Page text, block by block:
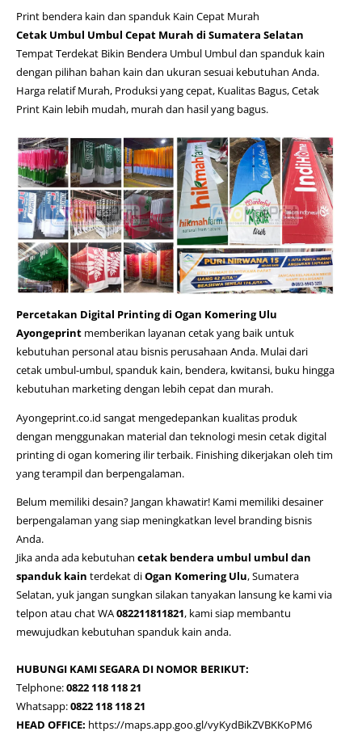
Print bendera kain dan spanduk Kain Cepat Murah
Cetak Umbul Umbul Cepat Murah di Sumatera Selatan
Tempat Terdekat Bikin Bendera Umbul Umbul dan spanduk kain
dengan pilihan bahan kain dan ukuran sesuai kebutuhan Anda.
Harga relatif Murah, Produksi yang cepat, Kualitas Bagus, Cetak
Print Kain lebih mudah, murah dan hasil yang bagus.
Percetakan Digital Printing di Ogan Komering Ulu
Ayongeprint memberikan layanan cetak yang baik untuk
kebutuhan personal atau bisnis perusahaan Anda. Mulai dari
cetak umbul-umbul, spanduk kain, bendera, kwitansi, buku hingga
kebutuhan marketing dengan lebih cepat dan murah.
Ayongeprint.co.id sangat mengedepankan kualitas produk
dengan menggunakan material dan teknologi mesin cetak digital
printing di ogan komering ilirterbaik. Finishing dikerjakan oleh tim
yang terampil dan berpengalaman.
Belum memiliki desain? Jangan khawatir! Kami memiliki desainer
berpengalaman yang siap meningkatkan level branding bisnis
Anda.
Jika anda ada kebutuhan cetak bendera umbul umbul dan
spanduk kain terdekat diOgan Komering Ulu, Sumatera
Selatan, yuk jangan sungkan silakan tanyakan lansung ke kami via
telpon atau chat WA082211811821, kami siap membantu
mewujudkan kebutuhan spanduk kain anda.
HUBUNGI KAMI SEGARA DI NOMOR BERIKUT:
Telphone:0822 118 118 21
Whatsapp:0822 118 118 21
HEAD OFFICE: https://maps.app.goo.gl/vyKydBikZVBKKoPM6